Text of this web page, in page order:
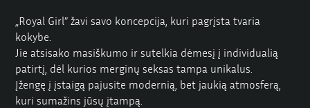
„Royal Girl” žavi savo koncepcija, kuri pagrįsta tvaria
kokybe.
Jie atsisako masiškumo ir sutelkia dėmesį į individualią
patirtį, dėl kurios merginų seksas tampa unikalus.
Įžengę į įstaigą pajusite modernią, bet jaukią atmosferą,
kuri sumažins jūsų įtampą.